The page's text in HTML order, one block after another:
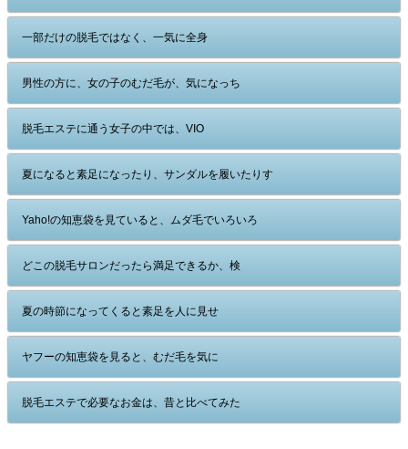
一部だけの脱毛ではなく、一気に全身
男性の方に、女の子のむだ毛が、気になっち
脱毛エステに通う女子の中では、VIO
夏になると素足になったり、サンダルを履いたりす
Yaho!の知恵袋を見ていると、ムダ毛でいろいろ
どこの脱毛サロンだったら満足できるか、検
夏の時節になってくると素足を人に見せ
ヤフーの知恵袋を見ると、むだ毛を気に
脱毛エステで必要なお金は、昔と比べてみた